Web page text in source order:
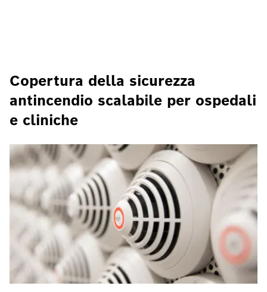
Copertura della sicurezza
antincendio scalabile per ospedali
e cliniche